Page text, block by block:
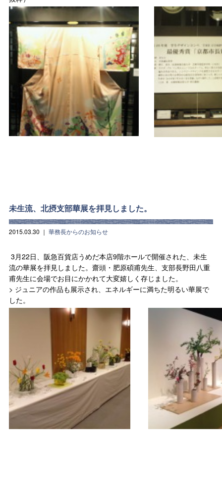
未生流、北摂支部華展を拝見しました。
2015.03.30 ｜ 華務長からのお知らせ
3月22日、阪急百貨店うめだ本店9階ホールで開催された、未生
流の華展を拝見しました。齋頭・肥原碩甫先生、支部長野田八重
甫先生に会場でお目にかかれて大変嬉しく存じました。
> ジュニアの作品も展示され、エネルギーに満ちた明るい華展で
した。